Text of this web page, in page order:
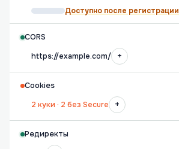
Доступно после регистрации
CORS
https://example.com/
+
Cookies
2 куки · 2 без Secure
+
Редиректы